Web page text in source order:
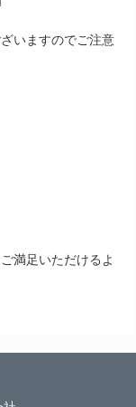
いますのでご注意
満足いただけるよ